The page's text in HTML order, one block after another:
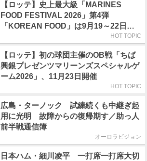
【ロッテ】史上最大級「MARINES
FOOD FESTIVAL 2026」第4弾
「KOREAN FOOD」は9月19～22日／
HOT TOPIC
【ロッテ】初の球団主催のOB戦「ちば
興銀プレゼンツマリーンズスペシャルゲ
ーム2026」、11月23日開催
HOT TOPIC
広島・ターノック 試練続くも中継ぎ起
用に光明 故障からの復帰期す／助っ人
前半戦通信簿
オーロラビジョン
日本ハム・細川凌平 一打席一打席大切